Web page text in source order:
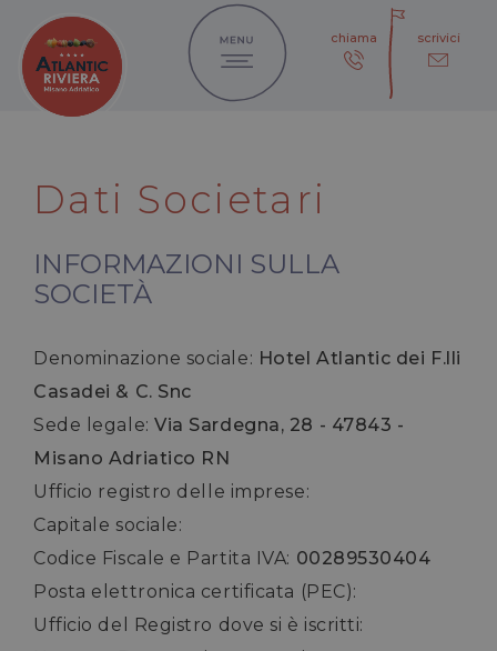
chiama scrivici
Dati Societari
INFORMAZIONI SULLA
SOCIETÀ
Denominazione sociale: Hotel Atlantic dei F.lli
Casadei & C. Snc
Sede legale:Via Sardegna, 28 - 47843 -
Misano Adriatico RN
Ufficio registro delle imprese:
Capitale sociale:
Codice Fiscale e Partita IVA: 00289530404
Posta elettronica certificata (PEC):
Ufficio del Registro dove si è iscritti: